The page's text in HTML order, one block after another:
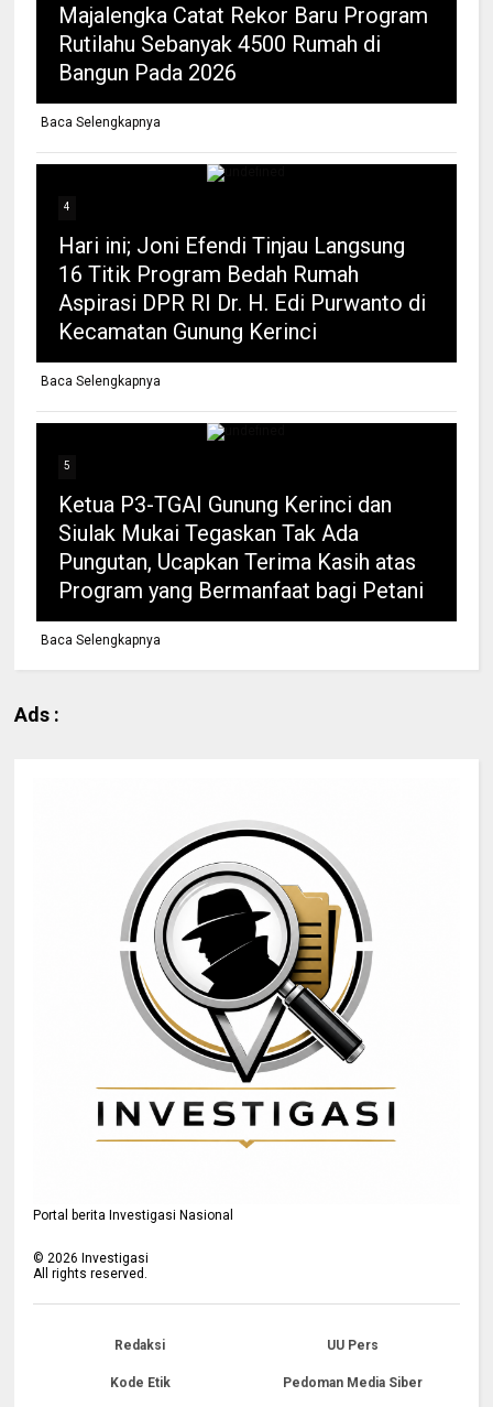
Majalengka Catat Rekor Baru Program
Rutilahu Sebanyak 4500 Rumah di
Bangun Pada 2026
Baca Selengkapnya
4
Hari ini; Joni Efendi Tinjau Langsung
16 Titik Program Bedah Rumah
Aspirasi DPR RI Dr. H. Edi Purwanto di
Kecamatan Gunung Kerinci
Baca Selengkapnya
5
Ketua P3-TGAI Gunung Kerinci dan
Siulak Mukai Tegaskan Tak Ada
Pungutan, Ucapkan Terima Kasih atas
Program yang Bermanfaat bagi Petani
Baca Selengkapnya
Ads :
Portal berita Investigasi Nasional
©2026 Investigasi
All rights reserved.
Redaksi UU Pers
Kode Etik Pedoman Media Siber